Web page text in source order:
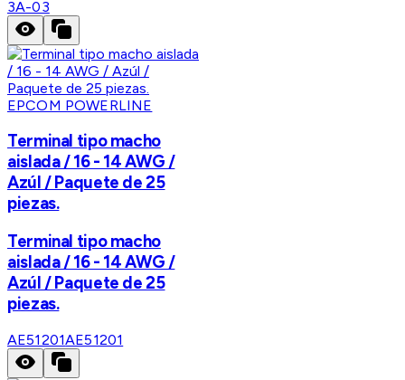
3A-03
EPCOM POWERLINE
Terminal tipo macho
aislada / 16 - 14 AWG /
Azúl / Paquete de 25
piezas.
Terminal tipo macho
aislada / 16 - 14 AWG /
Azúl / Paquete de 25
piezas.
AE51201AE51201